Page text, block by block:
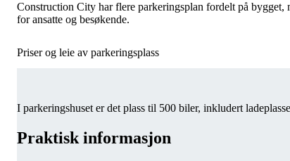
Construction City har flere parkeringsplan fordelt på bygget,
for ansatte og besøkende.
Priser og leie av parkeringsplass
I parkeringshuset er det plass til 500 biler, inkludert
Praktisk informasjon